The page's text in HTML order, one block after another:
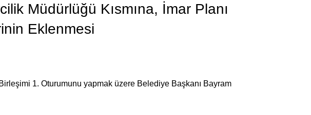
Müdürlüğü Kısmına, İmar Planı
Eklenmesi
1. Oturumunu yapmak üzere Belediye Başkanı Bayram